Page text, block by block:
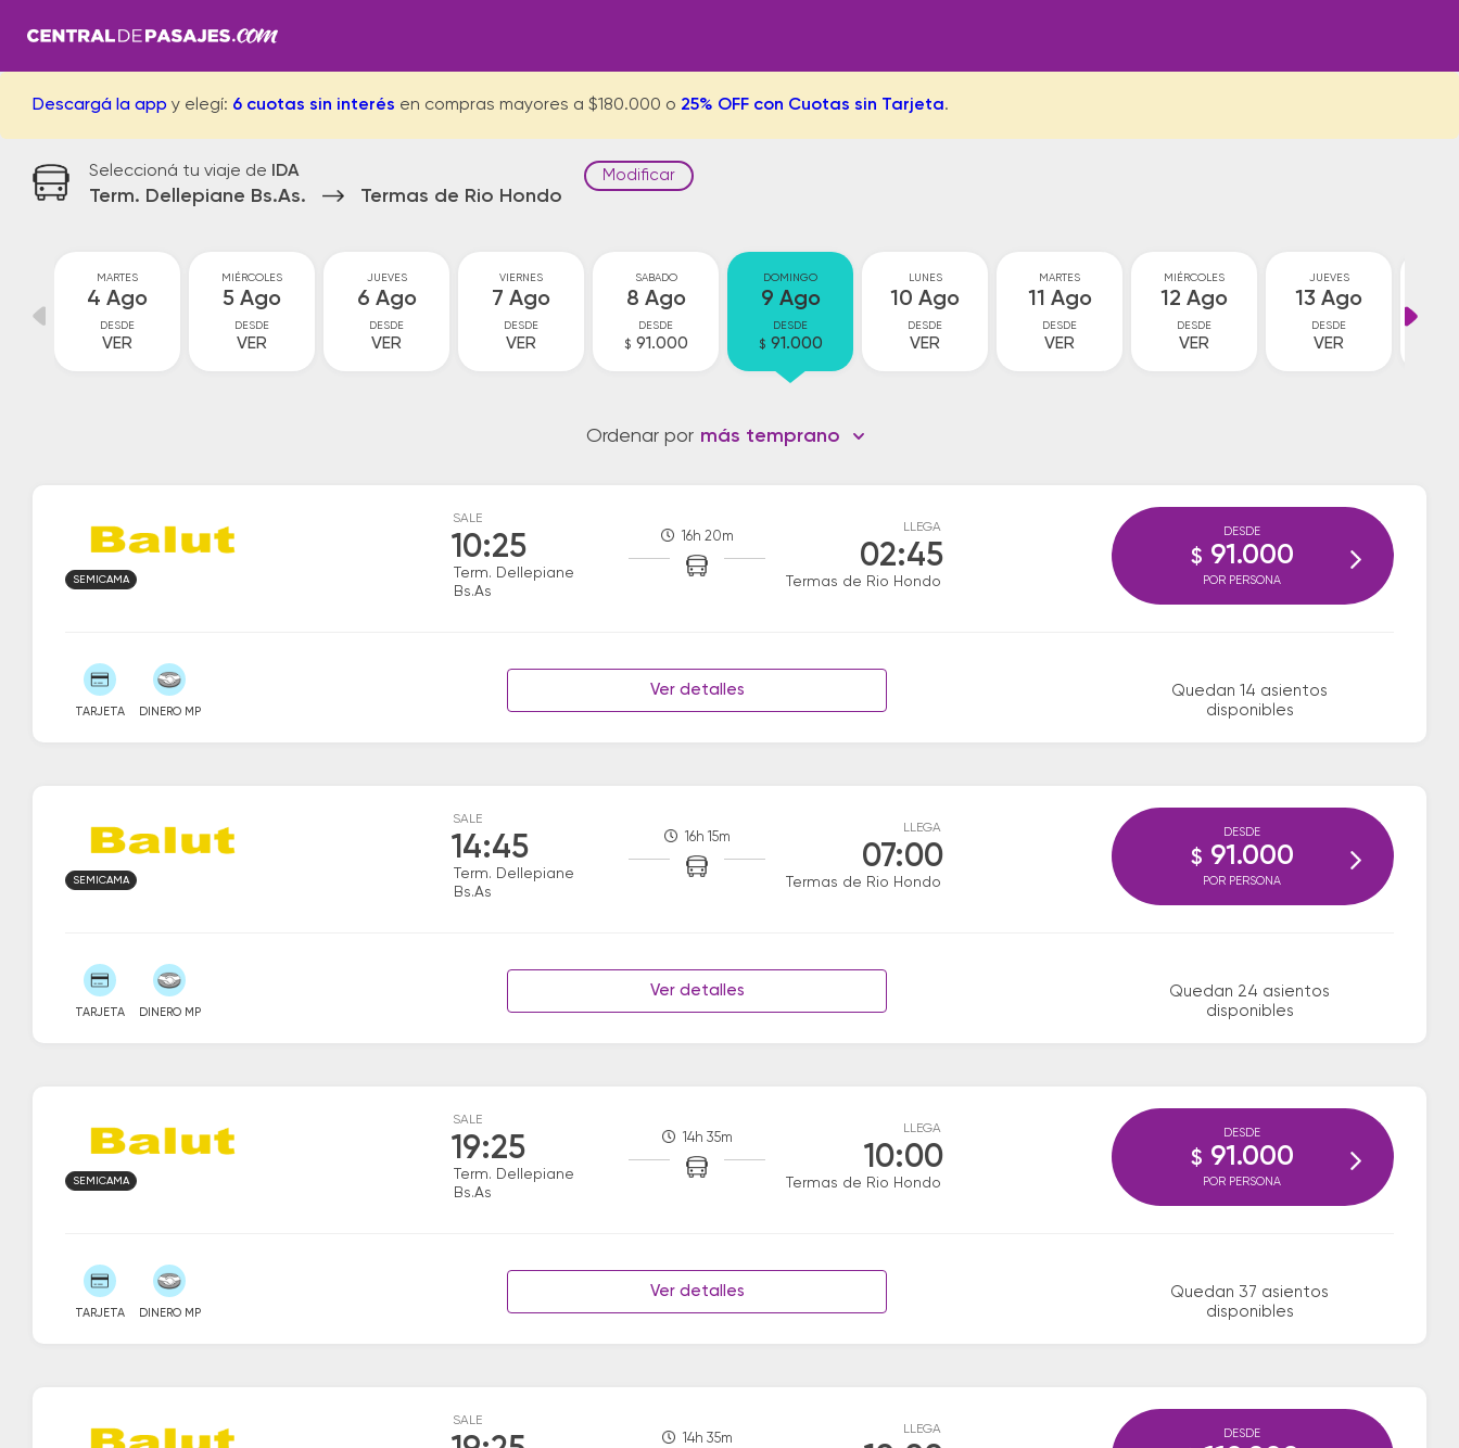
Descargá la app y elegí: 6 cuotas sin interés en compras mayores a $180.000 o 25% OFF con Cuotas sin Tarjeta.
Seleccioná tu viaje de IDA
Term. Dellepiane Bs.As. Termas de Rio Hondo
Modificar
MARTES
4 Ago
DESDE
VER
MIÉRCOLES
5 Ago
DESDE
VER
JUEVES
6 Ago
DESDE
VER
VIERNES
7 Ago
DESDE
VER
SABADO
8 Ago
DESDE
$ 91.000
DOMINGO
9 Ago
DESDE
$ 91.000
LUNES
10 Ago
DESDE
VER
MARTES
11 Ago
DESDE
VER
MIÉRCOLES
12 Ago
DESDE
VER
JUEVES
13 Ago
DESDE
VER
Ordenar por más temprano
SALE
10:25
Term. Dellepiane
Bs.As
16h 20m
LLEGA
02:45
Termas de Rio Hondo
SEMICAMA
TARJETA DINERO MP
Ver detalles
Quedan 14 asientos
disponibles
DESDE
$ 91.000
POR PERSONA
SALE
14:45
Term. Dellepiane
Bs.As
16h 15m
LLEGA
07:00
Termas de Rio Hondo
SEMICAMA
TARJETA DINERO MP
Ver detalles
Quedan 24 asientos
disponibles
DESDE
$ 91.000
POR PERSONA
SALE
19:25
Term. Dellepiane
Bs.As
14h 35m
LLEGA
10:00
Termas de Rio Hondo
SEMICAMA
TARJETA DINERO MP
Ver detalles
Quedan 37 asientos
disponibles
DESDE
$ 91.000
POR PERSONA
SALE
14h 35m
LLEGA DESDE